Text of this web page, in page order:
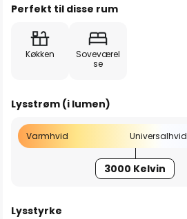
Perfekt til disse rum
Køkken
Soveværel
se
Lysstrøm (i lumen)
Varmhvid Universalhvid
3000 Kelvin
Lysstyrke